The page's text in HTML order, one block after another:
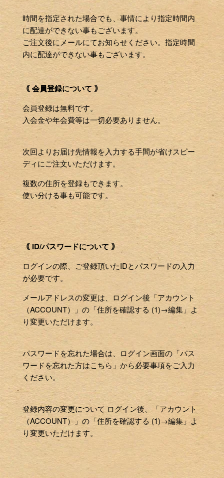
時間を指定された場合でも、事情により指定時間内
に配達ができない事もございます。
ご注文後にメールにてお知らせください。指定時間
内に配達ができない事もございます。
｟ 会員登録について ｠
会員登録は無料です。
入会金や年会費等は一切必要ありません。
次回よりお届け先情報を入力する手間が省けスピー
ディにご注文いただけます。
複数の住所を登録もできます。
使い分ける事も可能です。
｟ ID/パスワードについて ｠
ログインの際、ご登録頂いたIDとパスワードの入力
が必要です。
メールアドレスの変更は、ログイン後「アカウント
（ACCOUNT）」の「住所を確認する (1)→編集」よ
り変更いただけます。
パスワードを忘れた場合は、ログイン画面の「パス
ワードを忘れた方はこちら」から必要事項をご入力
ください。
登録内容の変更について ログイン後、「アカウント
（ACCOUNT）」の「住所を確認する (1)→編集」よ
り変更いただけます。